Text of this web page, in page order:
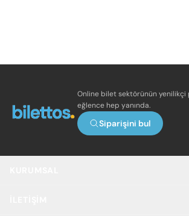
Online bilet sektörünün
eğlence hep yanında.
Siparişini bul